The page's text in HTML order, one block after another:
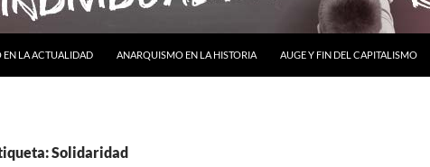
LA ACTUALIDAD
ANARQUISMO EN LA HISTORIA AUGE Y FIN DEL CAPITALISMO
Solidaridad